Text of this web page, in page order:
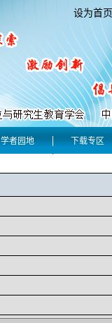
设为首页
学者园地 下载专区